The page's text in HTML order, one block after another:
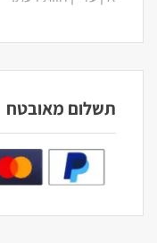
תשלום מאובטח